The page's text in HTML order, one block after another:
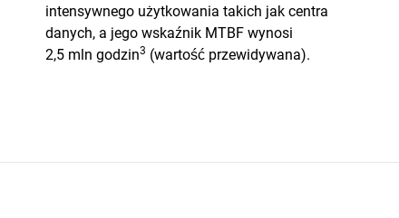
intensywnego użytkowania takich jak centra
danych, a jego wskaźnik MTBF wynosi
2,5 mln godzin3 (wartość przewidywana).